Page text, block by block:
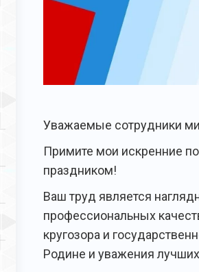
Уважаемые сотрудники
Примите мои искренние
праздником!
Ваш труд является
профессиональных
кругозора и
Родине и уважения